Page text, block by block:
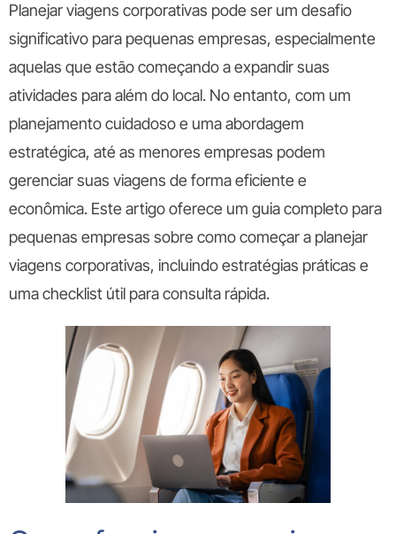
Planejar viagens corporativas pode ser um desafio
significativo para pequenas empresas, especialmente
aquelas que estão começando a expandir suas
atividades para além do local. No entanto, com um
planejamento cuidadoso e uma abordagem
estratégica, até as menores empresas podem
gerenciar suas viagens de forma eficiente e
econômica. Este artigo oferece um guia completo para
pequenas empresas sobre como começar a planejar
viagens corporativas, incluindo estratégias práticas e
uma checklist útil para consulta rápida.